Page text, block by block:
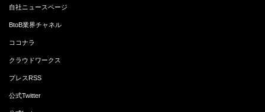
自社ニュースページ
BtoB業界チャネル
ココナラ
クラウドワークス
プレスRSS
公式Twitter